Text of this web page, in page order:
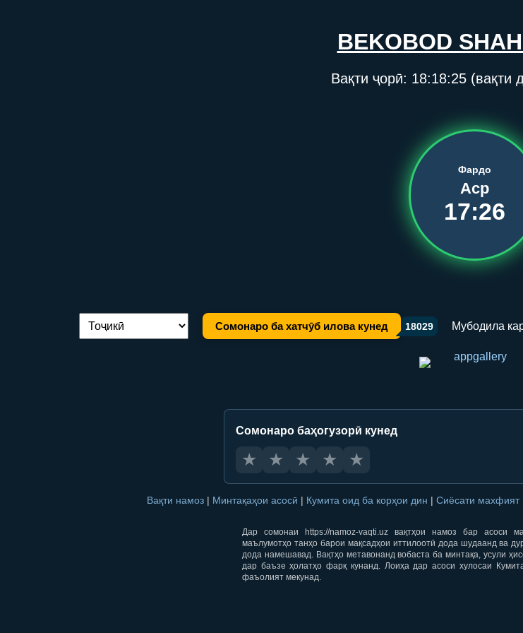
BEKOBOD
Вақти ҷорӣ: 18:18:25(вақти
Фардо
Аср
17:26
Иваз кардани забон: Сомонаро ба хатчӯб илова кунед 18029 Мубодила
Сомонаро баҳогузорӣ кунед
★ ★ ★ ★ ★
Вақти намоз | Минтақаҳои асосӣ | Кумита оид ба корҳои дин | Сиёсати махфият
Дар сомонаи https://namoz-vaqti.uz вақтҳои намоз бар асоси
маълумотҳо танҳо барои мақсадҳои иттилоотӣ дода шудаанд ва
дода намешавад. Вақтҳо метавонанд вобаста ба минтақа, усули
дар баъзе ҳолатҳо фарқ кунанд. Лоиҳа дар асоси хулосаи
фаъолият мекунад.